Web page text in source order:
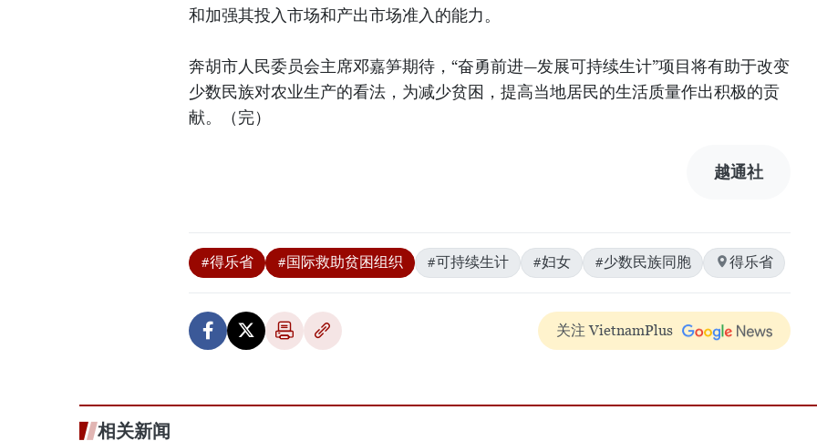
和加强其投入市场和产出市场准入的能力。
奔胡市人民委员会主席邓嘉笋期待，“奋勇前进—发展可持续生计”项目将有助于改变
少数民族对农业生产的看法，为减少贫困，提高当地居民的生活质量作出积极的贡
献。（完）
越通社
#得乐省 #国际救助贫困组织 #可持续生计 #妇女 #少数民族同胞 得乐省
关注 VietnamPlus
相关新闻